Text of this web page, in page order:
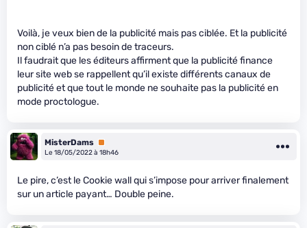
Voilà, je veux bien de la publicité mais pas ciblée. Et la publicité
non ciblé n’a pas besoin de traceurs.
Il faudrait que les éditeurs affirment que la publicité finance
leur site web se rappellent qu’il existe différents canaux de
publicité et que tout le monde ne souhaite pas la publicité en
mode proctologue.
MisterDams Premium
Le 18/05/2022 à 18h46
Le pire, c’est le Cookie wall qui s’impose pour arriver finalement
sur un article payant… Double peine.